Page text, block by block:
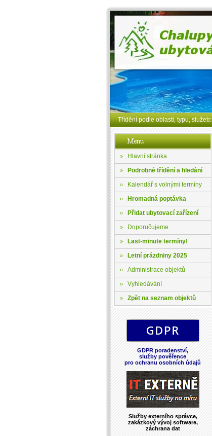
Třídění podle oblasti, typu, služeb:
Hlavní stránka
Podrobné třídění a hledání
Kalendář s volnými termíny
Hromadná poptávka
Přidat ubytovací zařízení
Doporučujeme
Last-minute termíny!
Letní prázdniny 2025
Administrace objektů
Vyhledávání
Zpět na seznam objektů
GDPR poradenství,
služby pověřence
pro ochranu osobních údajů
Služby externího správce,
zakázkový vývoj software,
záchrana dat